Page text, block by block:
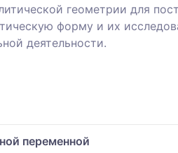
геометрии для
форму и их
деятельности.
переменной